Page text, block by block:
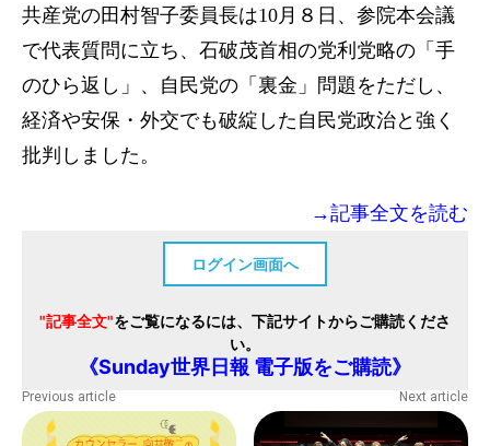
共産党の田村智子委員長は10月８日、参院本会議
で代表質問に立ち、石破茂首相の党利党略の「手
のひら返し」、自民党の「裏金」問題をただし、
経済や安保・外交でも破綻した自民党政治と強く
批判しました。
→記事全文を読む
ログイン画面へ
"記事全文"をご覧になるには、下記サイトからご購読くださ
い。
《Sunday世界日報 電子版をご購読》
Previous article Next article